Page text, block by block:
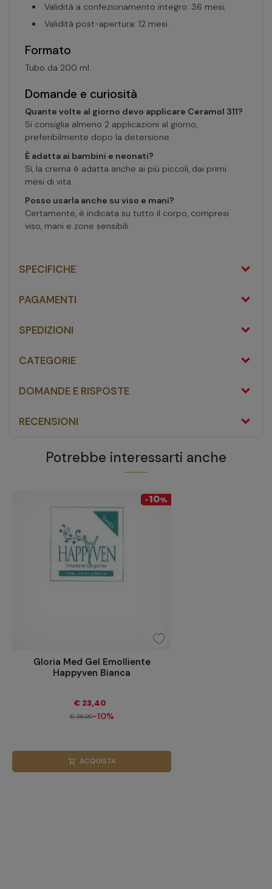
Validità a confezionamento integro: 36 mesi;
Validità post-apertura: 12 mesi.
Formato
Tubo da 200 ml.
Domande e curiosità
Quante volte al giorno devo applicare Ceramol 311?
Si consiglia almeno 2 applicazioni al giorno,
preferibilmente dopo la detersione.
È adatta ai bambini e neonati?
Sì, la crema è adatta anche ai più piccoli, dai primi
mesi di vita.
Posso usarla anche su viso e mani?
Certamente, è indicata su tutto il corpo, compresi
viso, mani e zone sensibili.
SPECIFICHE
PAGAMENTI
SPEDIZIONI
CATEGORIE
DOMANDE E RISPOSTE
RECENSIONI
Potrebbe interessarti anche
-10%
Gloria Med Gel Emolliente
Happyven Bianca
€ 23,40
€ 26,00-10%
shopping_cart ACQUISTA